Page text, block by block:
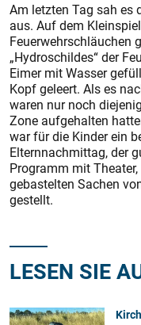
Am letzten Tag sah es
aus. Auf dem
Feuerwehrschläuchen
„Hydroschildes“ der
Eimer mit Wasser
Kopf geleert. Als es
waren nur noch
Zone aufgehalten
war für die Kinder ein
Elternnachmittag, der
Programm mit
gebastelten Sachen
gestellt.
LESEN SIE